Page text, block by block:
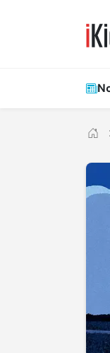
Hlavní